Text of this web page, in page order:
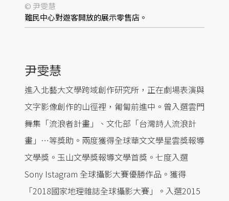
© 尹雯慧
難民中心對遊客開放的展示零售店。
尹雯慧
進入北藝大文學跨域創作研究所，正在劇場表演與
文字影像創作的山徑裡，匍匐前進中。曾入選雲門
舞集「流浪者計畫」、文化部「台灣詩人流浪計
畫」…等獎助。兩度獲得全球華文文學星雲獎報導
文學獎。玉山文學獎報導文學首獎。七度入選
Sony Istagram 全球攝影大賽優勝作品。獲得
「2018國家地理雜誌全球攝影大賽」。入選2015